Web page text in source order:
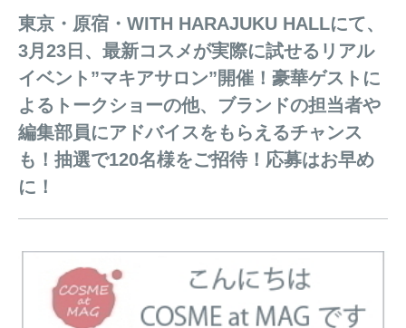
東京・原宿・WITH HARAJUKU HALLにて、
3月23日、最新コスメが実際に試せるリアル
イベント”マキアサロン”開催！豪華ゲストに
よるトークショーの他、ブランドの担当者や
編集部員にアドバイスをもらえるチャンス
も！抽選で120名様をご招待！応募はお早め
に！